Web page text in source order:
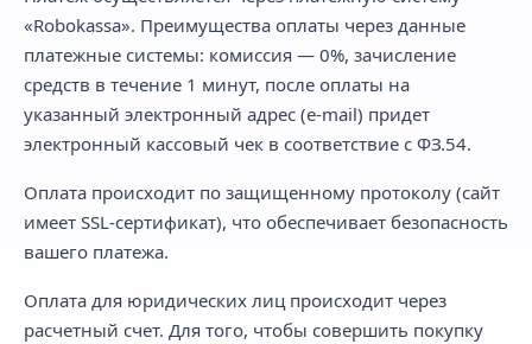
«Robokassa». Преимущества оплаты через данные
платежные системы: комиссия — 0%, зачисление
средств в течение 1 минут, после оплаты на
указанный электронный адрес (e-mail) придет
электронный кассовый чек в соответствие с ФЗ.54.
Оплата происходит по защищенному протоколу (сайт
имеет SSL-сертификат), что обеспечивает безопасность
вашего платежа.
Оплата для юридических лиц происходит через
расчетный счет. Для того, чтобы совершить покупку